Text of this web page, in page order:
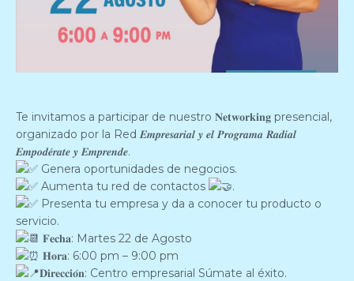
Te invitamos a participar de nuestro 𝐍𝐞𝐭𝐰𝐨𝐫𝐤𝐢𝐧𝐠 presencial,
organizado por la Red 𝑬𝒎𝒑𝒓𝒆𝒔𝒂𝒓𝒊𝒂𝒍 𝒚 𝒆𝒍 𝑷𝒓𝒐𝒈𝒓𝒂𝒎𝒂 𝑹𝒂𝒅𝒊𝒂𝒍
𝑬𝒎𝒑𝒐𝒅𝒆́𝒓𝒂𝒕𝒆 𝒚 𝑬𝒎𝒑𝒓𝒆𝒏𝒅𝒆.
Genera oportunidades de negocios.
Aumenta tu red de contactos
.
Presenta tu empresa y da a conocer tu producto o
servicio.
𝐅𝐞𝐜𝐡𝐚: Martes 22 de Agosto
𝐇𝐨𝐫𝐚: 6:00 pm – 9:00 pm
𝐃𝐢𝐫𝐞𝐜𝐜𝐢𝐨́𝐧: Centro empresarial Súmate al éxito.